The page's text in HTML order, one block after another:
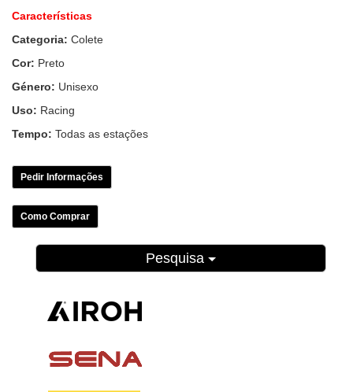
Características
Categoria: Colete
Cor: Preto
Género: Unisexo
Uso: Racing
Tempo: Todas as estações
Pedir Informações
Como Comprar
Pesquisa